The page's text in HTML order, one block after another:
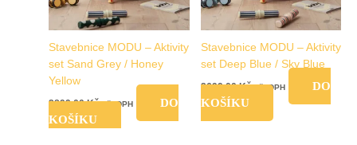
Stavebnice MODU – Aktivity
set Sand Grey / Honey
Yellow
2899,00Kč vč. DPH
DO
KOŠÍKU
Stavebnice MODU – Aktivity
set Deep Blue / Sky Blue
2699,00Kč vč. DPH
DO
KOŠÍKU